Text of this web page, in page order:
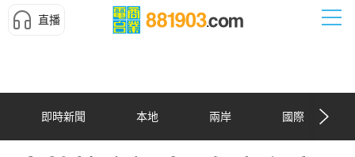
直播
即時新聞 本地 兩岸 國際